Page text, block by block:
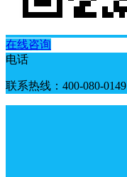
在线咨询
电话
联系热线：400-080-0149